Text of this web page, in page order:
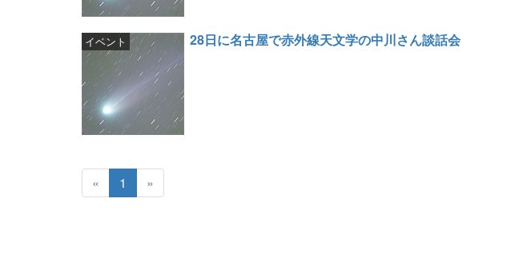
28日に名古屋で赤外線天文学の中川さん談話会
イベント
« 1 »